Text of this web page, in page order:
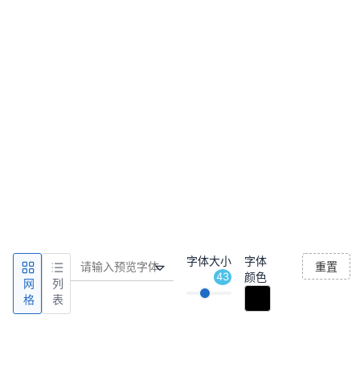
网
格
列
表
字体大小
43
字体
颜色
重置